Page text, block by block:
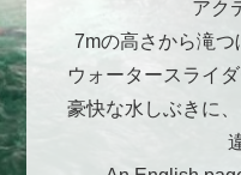
アク
7mの高さから滝
ウォータースライ
豪快な水しぶきに